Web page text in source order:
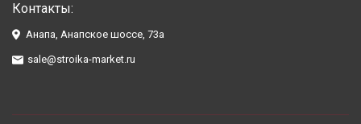
Контакты:
Анапа, Анапское шоссе, 73а
sale@stroika-market.ru